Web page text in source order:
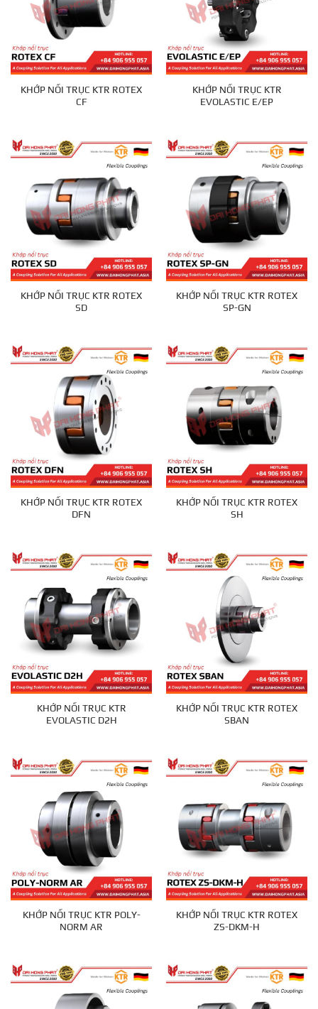
KHỚP NỐI TRỤC KTR ROTEX
CF
KHỚP NỐI TRỤC KTR
EVOLASTIC E/EP
KHỚP NỐI TRỤC KTR ROTEX
SD
KHỚP NỐI TRỤC KTR ROTEX
SP-GN
KHỚP NỐI TRỤC KTR ROTEX
DFN
KHỚP NỐI TRỤC KTR ROTEX
SH
KHỚP NỐI TRỤC KTR
EVOLASTIC D2H
KHỚP NỐI TRỤC KTR ROTEX
SBAN
KHỚP NỐI TRỤC KTR POLY-
NORM AR
KHỚP NỐI TRỤC KTR ROTEX
ZS-DKM-H